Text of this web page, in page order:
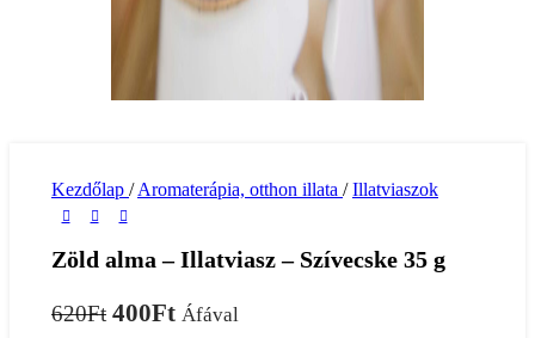
Kezdőlap / Aromaterápia, otthon illata / Illatviaszok
Zöld alma – Illatviasz – Szívecske 35 g
620Ft Original
400FtCurrent
Áfával